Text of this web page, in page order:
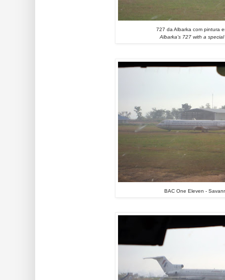
727 da Albarka com pintura
Albarka's 727 with a special
BAC One Eleven -